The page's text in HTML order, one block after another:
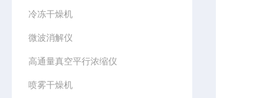
冷冻干燥机
微波消解仪
高通量真空平行浓缩仪
喷雾干燥机